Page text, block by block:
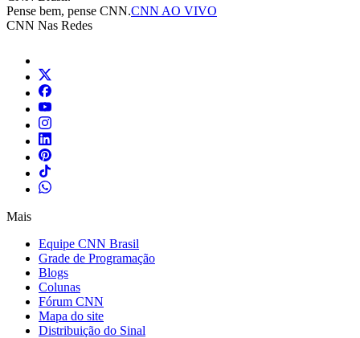
Pense bem, pense CNN.CNN AO VIVO
CNN Nas Redes
Mais
Equipe CNN Brasil
Grade de Programação
Blogs
Colunas
Fórum CNN
Mapa do site
Distribuição do Sinal